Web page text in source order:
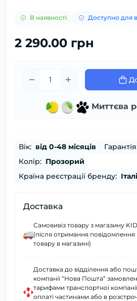
В наявності Доступно для
2 290.00 грн
Миттєва
Вік: від 0-48 місяців
Колір: Прозорий
Країна реєстрації бренду:
Доставка
Самовивіз товару з магазину
(після отримання повідомлення
товару в магазині)
Доставка до відділення або
компанії “Нова Пошта”
тарифами транспортної
оплаті частинами або в